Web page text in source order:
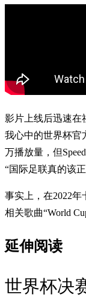
影片上线后迅速在
我心中的世界杯官
万播放量，但
“国际足联真的该正
事实上，在2022
相关歌曲“World
延伸阅读
世界杯决